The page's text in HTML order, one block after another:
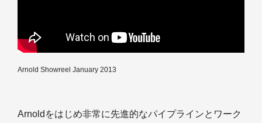
Arnold Showreel January 2013
Arnoldをはじめ非常に先進的なパイプラインとワーク